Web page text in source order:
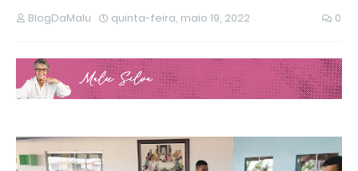
BlogDaMalu quinta-feira, maio 19, 2022 0